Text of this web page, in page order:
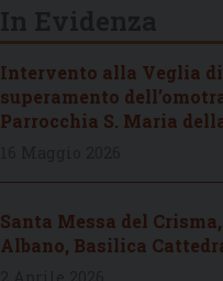
Intervento alla Veglia
superamento
Parrocchia S. Maria
Santa Messa del
Albano, Basilica